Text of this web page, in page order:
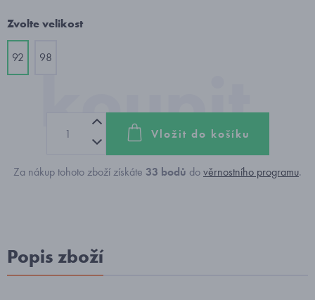
Zvolte velikost
92 98
Vložit do košíku
Za nákup tohoto zboží získáte 33 bodů dověrnostního programu.
Popis zboží